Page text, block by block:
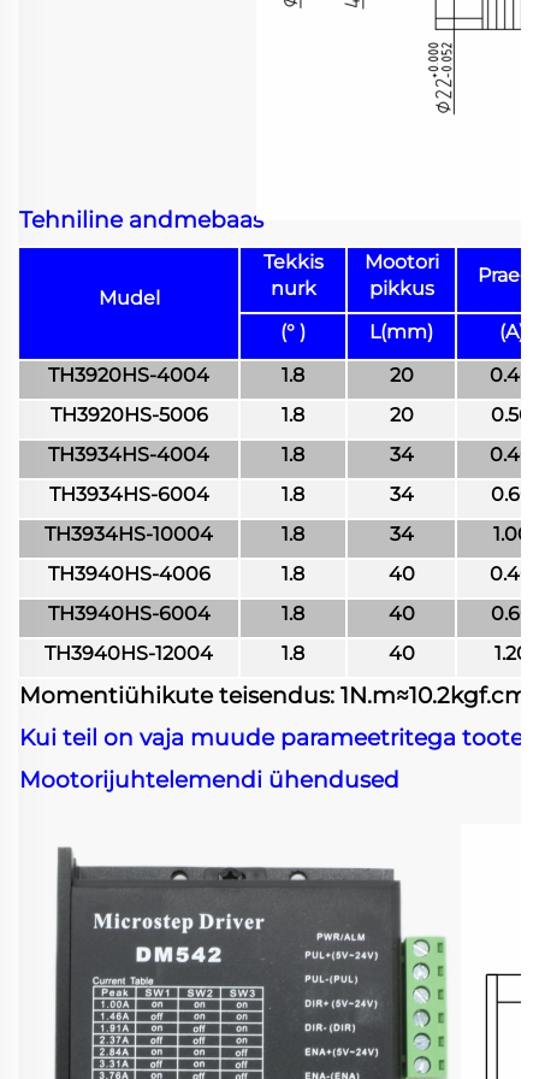
Tehniline andmebaas
Mudel
Tekkis
nurk
Mootori
pikkus
(° ) L(mm)
(A)
TH3920HS-4004
1.8 20
0.40
TH3920HS-5006
1.8 20
0.50
TH3934HS-4004
1.8 34
0.40
TH3934HS-6004
1.8 34
0.60
TH3934HS-10004
1.8 34
1.00
TH3940HS-4006
1.8 40
0.40
TH3940HS-6004
1.8 40
0.60
TH3940HS-12004
1.8 40 1.20
Momentiühikute teisendus:
Kui teil on vaja muude parameetritega
Mootorijuhtelemendi ühendused